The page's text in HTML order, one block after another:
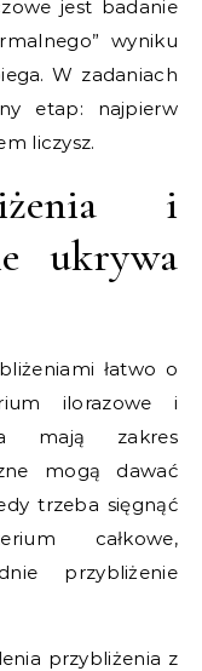
jest badanie
wyniku
W zadaniach
etap: najpierw
liczysz.
i
ukrywa
łatwo o
ilorazowe i
mają zakres
mogą dawać
trzeba sięgnąć
całkowe,
przybliżenie
przybliżenia z